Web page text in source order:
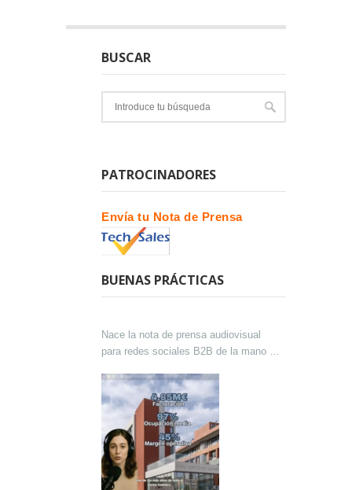
BUSCAR
PATROCINADORES
Envía tu Nota de Prensa
BUENAS PRÁCTICAS
Nace la nota de prensa audiovisual
para redes sociales B2B de la mano de